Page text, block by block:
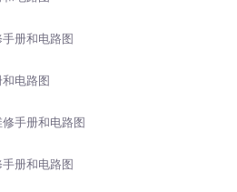
册和电路图
电路图
手册和电路图
册和电路图